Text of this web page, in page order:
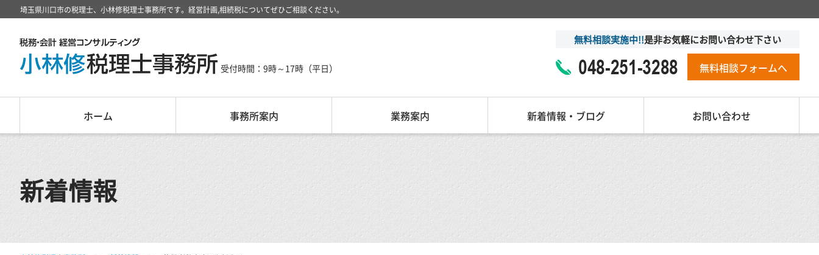
埼玉県川口市の税理士、小林修税理士事務所です。経営計画,相続税についてぜひご相談ください。
受付時間：9時～17時（平日）
無料相談実施中!!是非お気軽にお問い合わせ下さい
無料相談フォームへ
ホーム 事務所案内 業務案内 新着情報・ブログ お問い合わせ
新着情報